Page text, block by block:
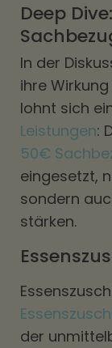
Deep
In der
ihre
lohnt sich
Leistungen:
50€
eingesetzt,
sondern
stärken.
der